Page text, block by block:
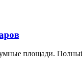
площади.